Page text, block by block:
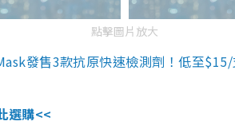
點擊圖片放大
發售3款抗原快速檢測劑！低至
選購<<